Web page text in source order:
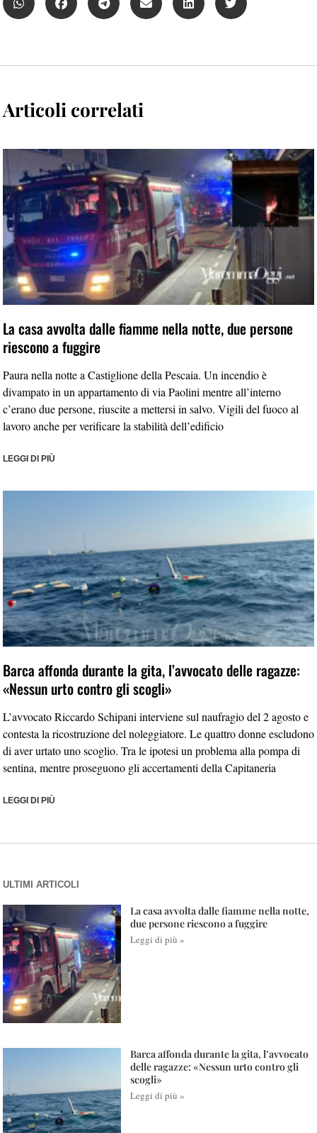
Articoli correlati
La casa avvolta dalle fiamme nella notte, due persone
riescono a fuggire
Paura nella notte a Castiglione della Pescaia. Un incendio è
divampato in un appartamento di via Paolini mentre all’interno
c’erano due persone, riuscite a mettersi in salvo. Vigili del fuoco al
lavoro anche per verificare la stabilità dell’edificio
LEGGI DI PIÙ
Barca affonda durante la gita, l’avvocato delle ragazze:
«Nessun urto contro gli scogli»
L’avvocato Riccardo Schipani interviene sul naufragio del 2 agosto e
contesta la ricostruzione del noleggiatore. Le quattro donne escludono
di aver urtato uno scoglio. Tra le ipotesi un problema alla pompa di
sentina, mentre proseguono gli accertamenti della Capitaneria
LEGGI DI PIÙ
ULTIMI ARTICOLI
La casa avvolta dalle fiamme nella notte,
due persone riescono a fuggire
Leggi di più »
Barca affonda durante la gita, l’avvocato
delle ragazze: «Nessun urto contro gli
scogli»
Leggi di più »